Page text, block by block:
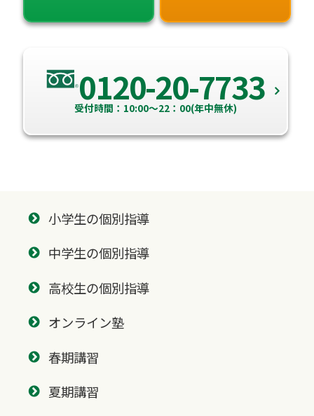
0120-20-7733
受付時間：10:00～22：00(年中無休)
小学生の個別指導
中学生の個別指導
高校生の個別指導
オンライン塾
春期講習
夏期講習